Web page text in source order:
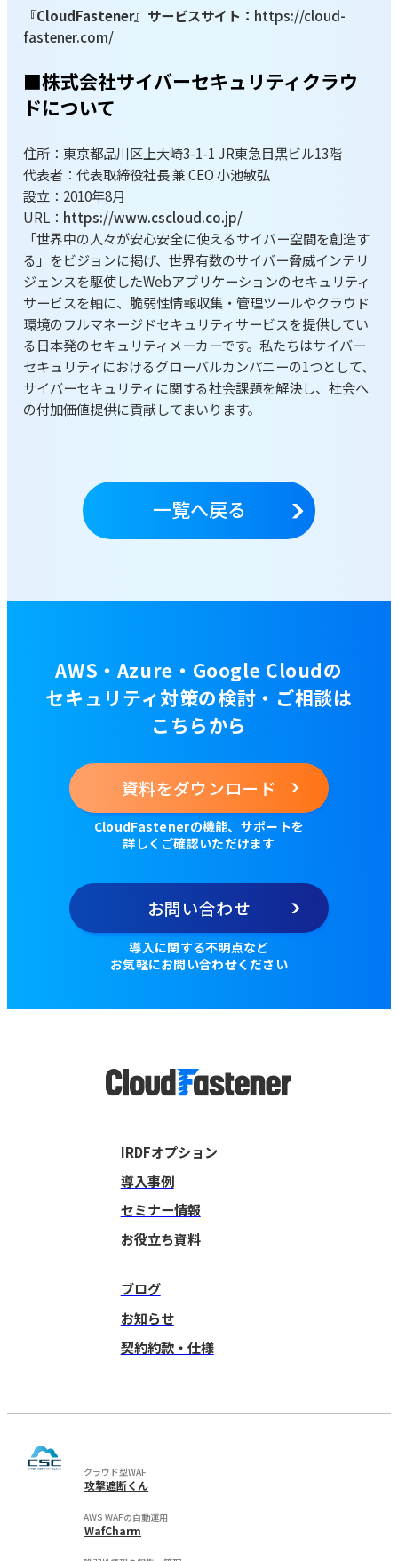
『CloudFastener』サービスサイト： https://cloud-
fastener.com/
■株式会社サイバーセキュリティクラウ
ドについて
住所：東京都品川区上大崎3-1-1 JR東急目黒ビル13階
代表者：代表取締役社長 兼 CEO 小池敏弘
設立：2010年8月
URL： https://www.cscloud.co.jp/
「世界中の人々が安心安全に使えるサイバー空間を創造す
る」をビジョンに掲げ、世界有数のサイバー脅威インテリ
ジェンスを駆使したWebアプリケーションのセキュリティ
サービスを軸に、脆弱性情報収集・管理ツールやクラウド
環境のフルマネージドセキュリティサービスを提供してい
る日本発のセキュリティメーカーです。私たちはサイバー
セキュリティにおけるグローバルカンパニーの1つとして、
サイバーセキュリティに関する社会課題を解決し、社会へ
の付加価値提供に貢献してまいります。
一覧へ戻る
AWS・Azure・Google Cloudの
セキュリティ対策の検討・ご相談は
こちらから
資料をダウンロード
CloudFastenerの機能、サポートを
詳しくご確認いただけます
お問い合わせ
導入に関する不明点など
お気軽にお問い合わせください
IRDFオプション
導入事例
セミナー情報
お役立ち資料
ブログ
お知らせ
契約約款・仕様
クラウド型WAF
攻撃遮断くん
AWS WAFの自動運用
WafCharm